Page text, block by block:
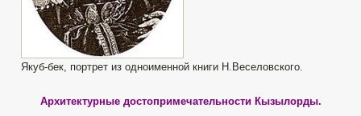
Якуб-бек, портрет из одноименной книги Н.Веселовского.
Архитектурные достопримечательности Кызылорды.